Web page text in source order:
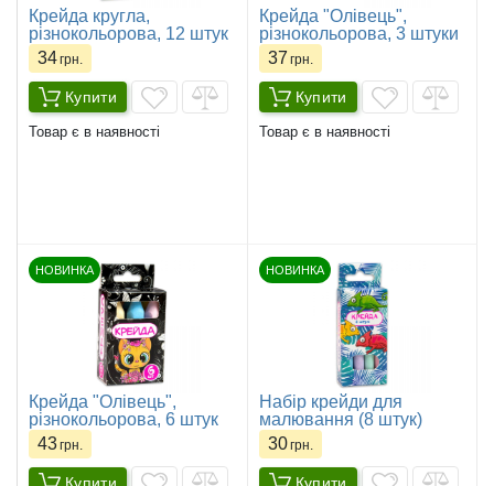
Крейда кругла,
різнокольорова, 12 штук
34грн.
Купити
Товар є в наявності
Крейда "Олівець",
різнокольорова, 3 штуки
37 грн.
Купити
Товар є в наявності
НОВИНКА
Крейда "Олівець",
різнокольорова, 6 штук
43грн.
НОВИНКА
Набір крейди для
малювання (8 штук)
30грн.